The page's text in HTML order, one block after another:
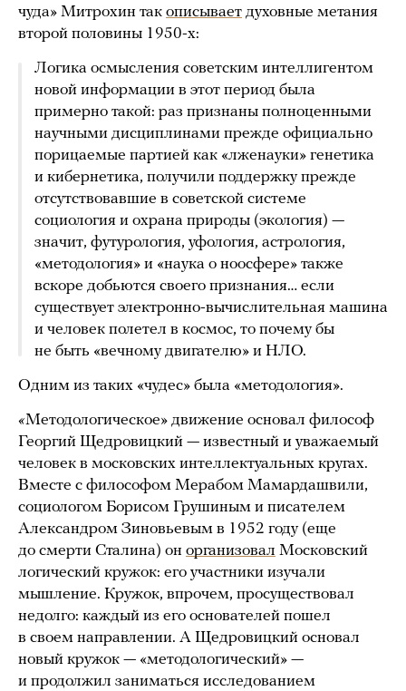
чуда» Митрохин так описывает духовные метания
второй половины 1950-х:
Логика осмысления советским интеллигентом
новой информации в этот период была
примерно такой: раз признаны полноценными
научными дисциплинами прежде официально
порицаемые партией как «лженауки» генетика
и кибернетика, получили поддержку прежде
отсутствовавшие в советской системе
социология и охрана природы (экология) —
значит, футурология, уфология, астрология,
«методология» и «наука о ноосфере» также
вскоре добьются своего признания… если
существует электронно-вычислительная машина
и человек полетел в космос, то почему бы
не быть «вечному двигателю» и НЛО.
Одним из таких «чудес» была «методология».
«Методологическое» движение основал философ
Георгий Щедровицкий — известный и уважаемый
человек в московских интеллектуальных кругах.
Вместе с философом Мерабом Мамардашвили,
социологом Борисом Грушиным и писателем
Александром Зиновьевым в 1952 году (еще
до смерти Сталина) он организовал Московский
логический кружок: его участники изучали
мышление. Кружок, впрочем, просуществовал
недолго: каждый из его основателей пошел
в своем направлении. А Щедровицкий основал
новый кружок — «методологический» —
и продолжил заниматься исследованием